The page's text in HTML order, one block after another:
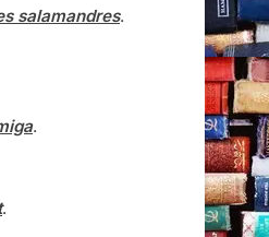
salamandres.
.
.